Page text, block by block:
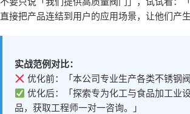
直接把产品连结到用户的应用场景，让他们产
实战范例对比：
优化前：「本公司专业生产各类不锈钢
优化后：「探索专为化工与食品加工业
品，获取工程师一对一咨询。」